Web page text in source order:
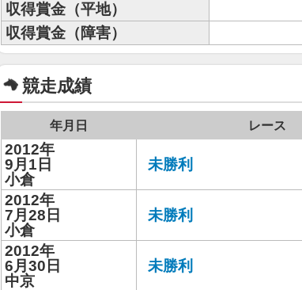
収得賞金（平地）
収得賞金（障害）
競走成績
年月日 レース
2012年
9月1日
小倉
未勝利
2012年
7月28日
小倉
未勝利
2012年
6月30日
中京
未勝利